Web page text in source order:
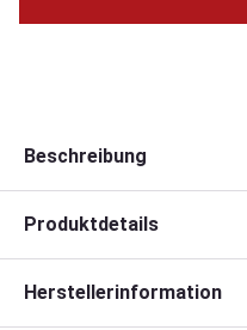
Beschreibung
Produktdetails
Herstellerinformation